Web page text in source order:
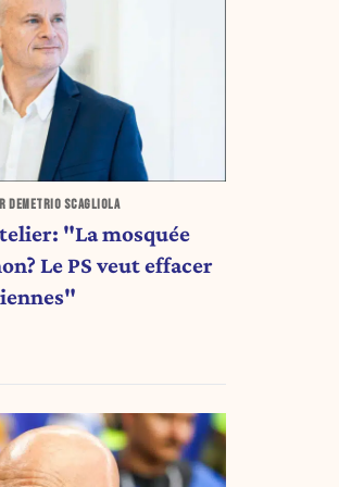
DEMETRIO SCAGLIOLA
"La mosquée
Le PS veut effacer